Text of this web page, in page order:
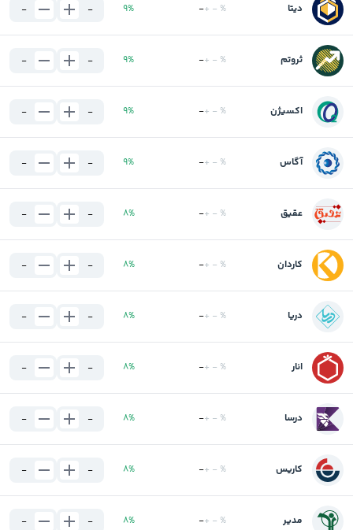
دیتا -+ - %
9%
-
-
ثروتم -+ - %
9%
-
-
اکسیژن -+ - %
9%
-
-
آگاس -+ - %
9%
-
-
عقیق -+ - %
8%
-
-
کاردان -+ - %
8%
-
-
دریا -+ - %
8%
-
-
انار -+ - %
8%
-
-
درسا -+ - %
8%
-
-
کاریس -+ - %
8%
-
-
مدیر -+ - %
8%
-
-